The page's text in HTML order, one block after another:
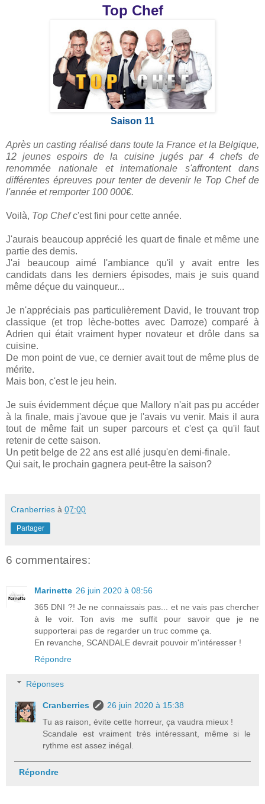
Top Chef
Saison 11
Après un casting réalisé dans toute la France et la Belgique,
12 jeunes espoirs de la cuisine jugés par 4 chefs de
renommée nationale et internationale s'affrontent dans
différentes épreuves pour tenter de devenir le Top Chef de
l'année et remporter 100 000€.
Voilà, Top Chefc'est fini pour cette année.
J'aurais beaucoup apprécié les quart de finale et même une
partie des demis.
J'ai beaucoup aimé l'ambiance qu'il y avait entre les
candidats dans les derniers épisodes, mais je suis quand
même déçue du vainqueur...
Je n'appréciais pas particulièrement David, le trouvant trop
classique (et trop lèche-bottes avec Darroze) comparé à
Adrien qui était vraiment hyper novateur et drôle dans sa
cuisine.
De mon point de vue, ce dernier avait tout de même plus de
mérite.
Mais bon, c'est le jeu hein.
Je suis évidemment déçue que Mallory n'ait pas pu accéder
à la finale, mais j'avoue que je l'avais vu venir. Mais il aura
tout de même fait un super parcours et c'est ça qu'il faut
retenir de cette saison.
Un petit belge de 22 ans est allé jusqu'en demi-finale.
Qui sait, le prochain gagnera peut-être la saison?
Cranberries à 07:00
Partager
6 commentaires:
Marinette 26 juin 2020 à 08:56
365 DNI ?! Je ne connaissais pas... et ne vais pas chercher
à le voir. Ton avis me suffit pour savoir que je ne
supporterai pas de regarder un truc comme ça.
En revanche, SCANDALE devrait pouvoir m'intéresser !
Répondre
Réponses
Cranberries
26 juin 2020 à 15:38
Tu as raison, évite cette horreur, ça vaudra mieux !
Scandale est vraiment très intéressant, même si le
rythme est assez inégal.
Répondre